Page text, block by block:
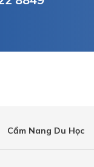
Cẩm Nang Du Học